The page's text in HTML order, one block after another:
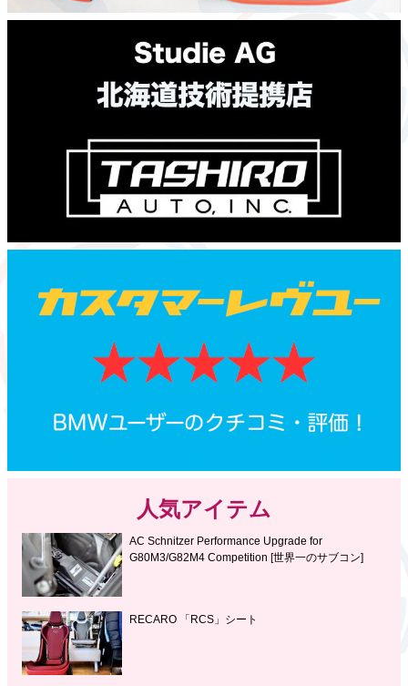
人気アイテム
AC Schnitzer Performance Upgrade for
G80M3/G82M4 Competition [世界一のサブコン]
RECARO 「RCS」シート